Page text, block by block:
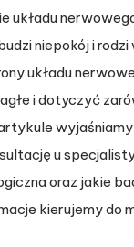
układu
niepokój i rodzi
układu
i dotyczyć
u
oraz jakie
kierujemy do